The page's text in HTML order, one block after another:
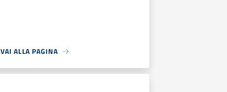
VAI ALLA PAGINA